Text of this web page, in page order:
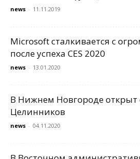
news - 11.11.2019
Microsoft сталкивается с
после успеха CES 2020
news - 13.01.2020
В Нижнем Новгороде открыт
Целинников
news - 04.11.2020